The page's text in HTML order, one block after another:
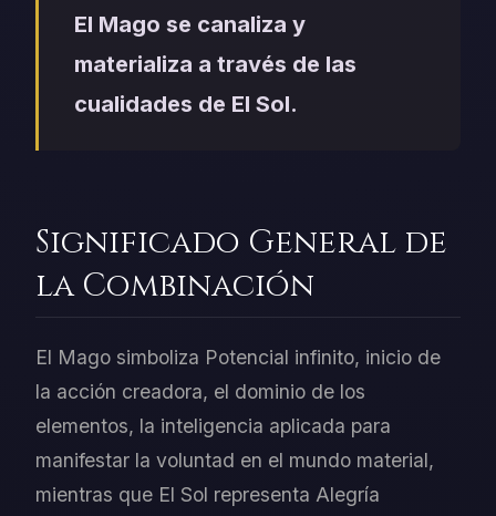
El Mago se canaliza y
materializa a través de las
cualidades de El Sol.
Significado General de
la Combinación
El Mago simboliza Potencial infinito, inicio de
la acción creadora, el dominio de los
elementos, la inteligencia aplicada para
manifestar la voluntad en el mundo material,
mientras que El Sol representa Alegría